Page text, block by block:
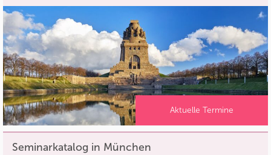
Aktuelle Termine
Seminarkatalog in München